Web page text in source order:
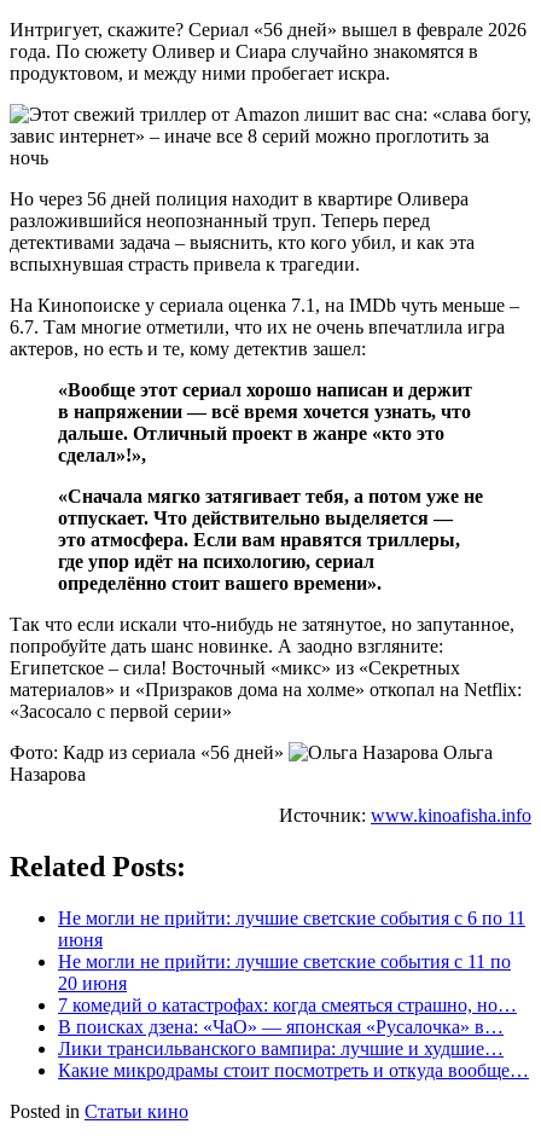
Интригует, скажите? Сериал «56 дней» вышел в феврале 2026
года. По сюжету Оливер и Сиара случайно знакомятся в
продуктовом, и между ними пробегает искра.
Но через 56 дней полиция находит в квартире Оливера
разложившийся неопознанный труп. Теперь перед
детективами задача – выяснить, кто кого убил, и как эта
вспыхнувшая страсть привела к трагедии.
На Кинопоиске у сериала оценка 7.1, на IMDb чуть меньше –
6.7. Там многие отметили, что их не очень впечатлила игра
актеров, но есть и те, кому детектив зашел:
«Вообще этот сериал хорошо написан и держит
в напряжении — всё время хочется узнать, что
дальше. Отличный проект в жанре «кто это
сделал»!»,
«Сначала мягко затягивает тебя, а потом уже не
отпускает. Что действительно выделяется —
это атмосфера. Если вам нравятся триллеры,
где упор идёт на психологию, сериал
определённо стоит вашего времени».
Так что если искали что-нибудь не затянутое, но запутанное,
попробуйте дать шанс новинке. А заодно взгляните:
Египетское – сила! Восточный «микс» из «Секретных
материалов» и «Призраков дома на холме» откопал на Netflix:
«Засосало с первой серии»
Фото: Кадр из сериала «56 дней»
Ольга
Назарова
Источник: www.kinoafisha.info
Related Posts:
Не могли не прийти: лучшие светские события с 6 по 11
июня
Не могли не прийти: лучшие светские события с 11 по
20 июня
7 комедий о катастрофах: когда смеяться страшно, но…
В поисках дзена: «ЧаО» — японская «Русалочка» в…
Лики трансильванского вампира: лучшие и худшие…
Какие микродрамы стоит посмотреть и откуда вообще…
Posted in Статьи кино